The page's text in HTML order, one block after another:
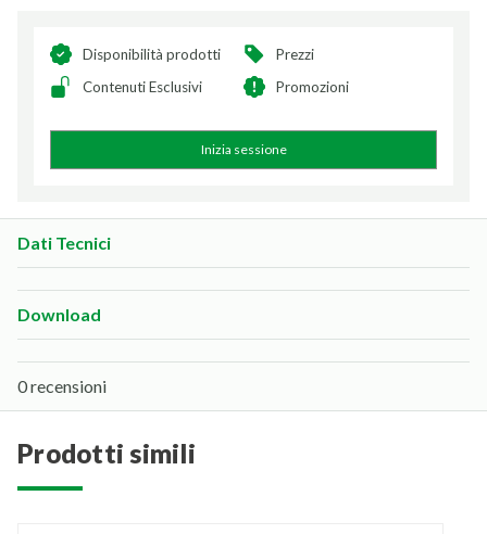
Disponibilità prodotti
Prezzi
Contenuti Esclusivi
Promozioni
Inizia sessione
Dati Tecnici
Download
0 recensioni
prodotti simili